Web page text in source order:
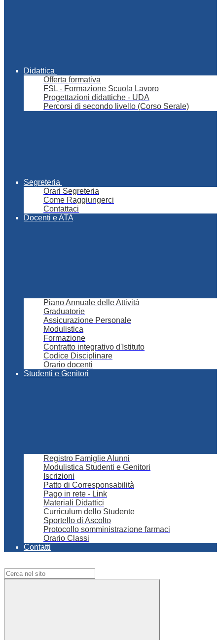
Didattica
Offerta formativa
FSL - Formazione Scuola Lavoro
Progettazioni didattiche - UDA
Percorsi di secondo livello (Corso Serale)
Segreteria
Orari Segreteria
Come Raggiungerci
Contattaci
Docenti e ATA
Piano Annuale delle Attività
Graduatorie
Assicurazione Personale
Modulistica
Formazione
Contratto integrativo d'Istituto
Codice Disciplinare
Orario docenti
Studenti e Genitori
Registro Famiglie Alunni
Modulistica Studenti e Genitori
Iscrizioni
Patto di Corresponsabilità
Pago in rete - Link
Materiali Didattici
Curriculum dello Studente
Sportello di Ascolto
Protocollo somministrazione farmaci
Orario Classi
Contatti